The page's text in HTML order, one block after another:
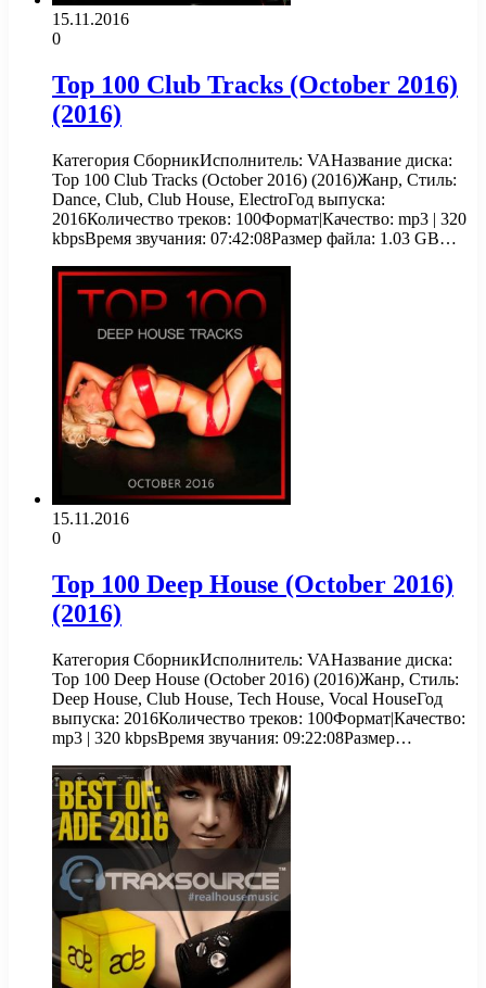
15.11.2016
0
Top 100 Club Tracks (October 2016)
(2016)
Категория СборникИсполнитель: VAНазвание диска:
Top 100 Club Tracks (October 2016) (2016)Жанр, Стиль:
Dance, Club, Club House, ElectroГод выпуска:
2016Количество треков: 100Формат|Качество: mp3 | 320
kbpsВремя звучания: 07:42:08Размер файла: 1.03 GB…
15.11.2016
0
Top 100 Deep House (October 2016)
(2016)
Категория СборникИсполнитель: VAНазвание диска:
Top 100 Deep House (October 2016) (2016)Жанр, Стиль:
Deep House, Club House, Tech House, Vocal HouseГод
выпуска: 2016Количество треков: 100Формат|Качество:
mp3 | 320 kbpsВремя звучания: 09:22:08Размер…